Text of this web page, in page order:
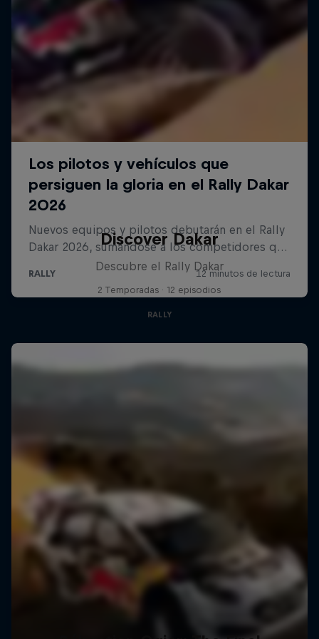
Discover Dakar
Descubre el Rally Dakar
2 Temporadas · 12 episodios
RALLY